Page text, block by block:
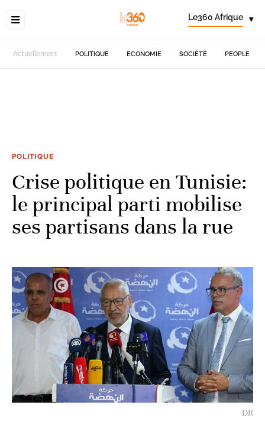
Le360 Afrique ▾
Actuellement POLITIQUE ECONOMIE SOCIÉTÉ PEOPLE
POLITIQUE
Crise politique en Tunisie:
le principal parti mobilise
ses partisans dans la rue
DR